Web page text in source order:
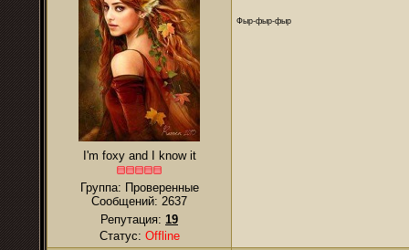
I'm foxy and I know it
Группа: Проверенные
Сообщений: 2637
Репутация: 19
Статус: Offline
Фыр-фыр-фыр